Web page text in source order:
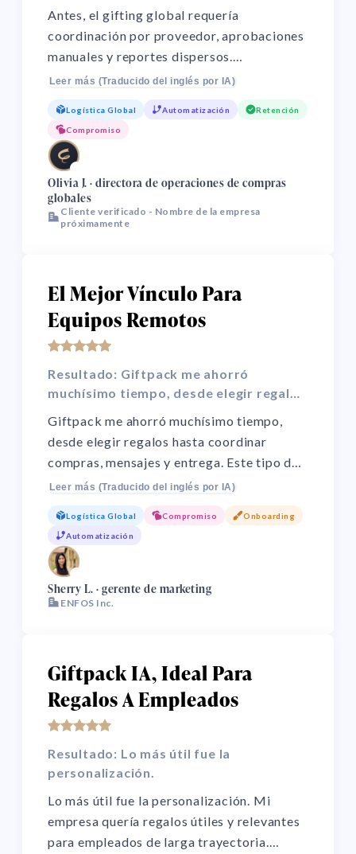
Antes, el gifting global requería
coordinación por proveedor, aprobaciones
manuales y reportes dispersos.
Consolidamos ejecución de compras,
de campañas en un único sistema
automatizado. El resultado: menor coste
operativo, mayor previsibilidad de entrega
entre regiones y un informe único para
evaluar eficiencia presupuestaria,
desempeño de entrega e impacto de
Leer más (Traducido del inglés por IA)
Logística Global Automatización Retención
Compromiso
🌏
Olivia J. · directora de operaciones de compras
globales
Cliente verificado - Nombre de la empresa
próximamente
El Mejor Vínculo Para
Equipos Remotos
Resultado: Giftpack me ahorró
muchísimo tiempo, desde elegir regalos
entrega.
Giftpack me ahorró muchísimo tiempo,
desde elegir regalos hasta coordinar
compras, mensajes y entrega. Este tipo de
tarea no encaja bien en la rutina laboral.
logros y fechas clave en persona es difícil.
Giftpack me ayuda a mantener el
compromiso con un servicio único.
Leer más (Traducido del inglés por IA)
Logística Global Compromiso Onboarding
Automatización
🌏
Sherry L. · gerente de marketing
ENFOS Inc.
Giftpack IA, Ideal Para
Regalos A Empleados
Resultado: Lo más útil fue la
personalización.
Lo más útil fue la personalización. Mi
empresa quería regalos útiles y relevantes
para empleados de larga trayectoria.